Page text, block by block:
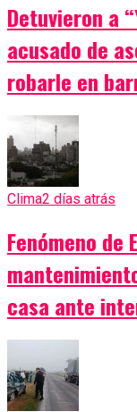
Detuvieron a
acusado de
robarle en
Clima2 días atrás
Fenómeno de
casa ante